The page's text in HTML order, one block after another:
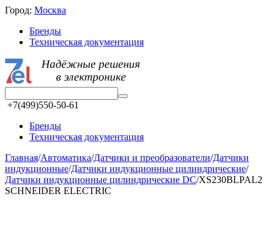
Город: Москва
Бренды
Техническая документация
+7(499)550-50-61
Бренды
Техническая документация
Главная/Автоматика/Датчики и преобразователи/Датчики
индукционные/Датчики индукционные цилиндрические/
Датчики индукционные цилиндрические DC/XS230BLPAL2
SCHNEIDER ELECTRIC